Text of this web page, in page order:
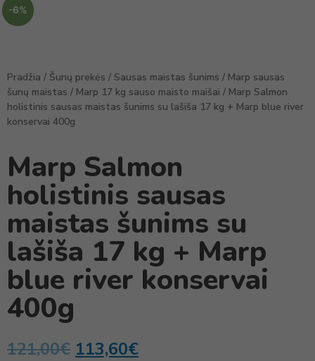
-6%
Pradžia / Šunų prekės / Sausas maistas šunims / Marp sausas
šunų maistas / Marp 17 kg sauso maisto maišai / Marp Salmon
holistinis sausas maistas šunims su lašiša 17 kg + Marp blue river
konservai 400g
Marp Salmon
holistinis sausas
maistas šunims su
lašiša 17 kg + Marp
blue river konservai
400g
121,00€ 113,60€